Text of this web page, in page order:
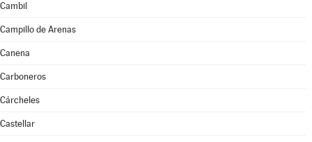
Cambil
Campillo de Arenas
Canena
Carboneros
Cárcheles
Castellar